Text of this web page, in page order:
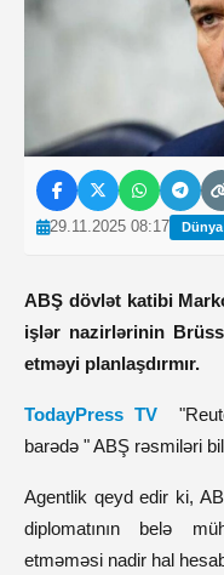
29.11.2025 08:17 Dünya
ABŞ dövlət katibi
işlər nazirlərinin
etməyi planlaşdırmır.
TodayPress TV
barədə " ABŞ rəsmiləri
Agentlik qeyd edir ki,
diplomatının belə
etməməsi nadir hal